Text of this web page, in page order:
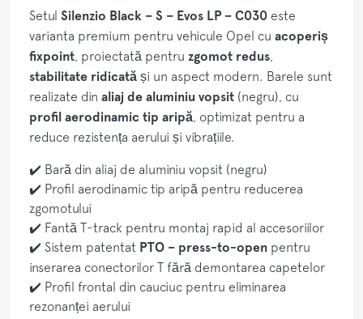
Setul Silenzio Black – S – Evos LP – C030 este
varianta premium pentru vehicule Opel cu acoperiș
fixpoint , proiectată pentru zgomot redus
stabilitate ridicată și un aspect modern. Barele sunt
realizate din aliaj de aluminiu vopsit (negru), cu
profil aerodinamic tip aripă , optimizat pentru a
reduce rezistența aerului și vibrațiile.
✔️ Bară din aliaj de aluminiu vopsit (negru)
✔️ Profil aerodinamic tip aripă pentru reducerea
zgomotului
✔️ Fantă T-track pentru montaj rapid al accesoriilor
✔️ Sistem patentat PTO – press-to-open pentru
inserarea conectorilor T fără demontarea capetelor
✔️ Profil frontal din cauciuc pentru eliminarea
rezonanței aerului